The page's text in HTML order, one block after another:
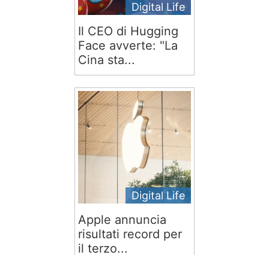
Digital Life
Il CEO di Hugging
Face avverte: "La
Cina sta...
Digital Life
Apple annuncia
risultati record per
il terzo...